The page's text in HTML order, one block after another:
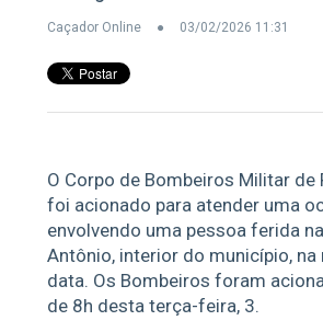
Caçador Online 03/02/2026 11:31
O Corpo de Bombeiros Militar de
foi acionado para atender uma
envolvendo uma pessoa ferida
Antônio, interior do município,
data. Os Bombeiros foram
de 8h desta terça-feira, 3.